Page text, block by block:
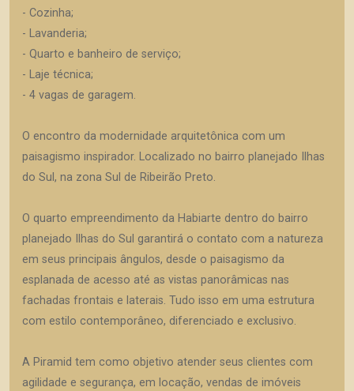
- Cozinha;
- Lavanderia;
- Quarto e banheiro de serviço;
- Laje técnica;
- 4 vagas de garagem.
O encontro da modernidade arquitetônica com um
paisagismo inspirador. Localizado no bairro planejado Ilhas
do Sul, na zona Sul de Ribeirão Preto.
O quarto empreendimento da Habiarte dentro do bairro
planejado Ilhas do Sul garantirá o contato com a natureza
em seus principais ângulos, desde o paisagismo da
esplanada de acesso até as vistas panorâmicas nas
fachadas frontais e laterais. Tudo isso em uma estrutura
com estilo contemporâneo, diferenciado e exclusivo.
A Piramid tem como objetivo atender seus clientes com
agilidade e segurança, em locação, vendas de imóveis